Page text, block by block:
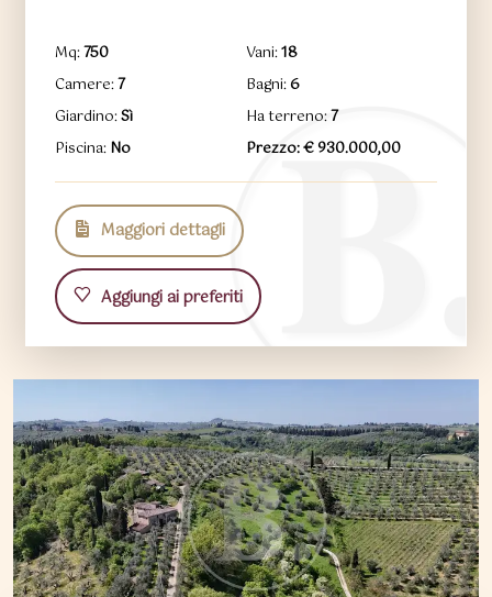
Mq:750 Vani:18
Camere:7 Bagni:6
Giardino:Sì Ha terreno:7
Piscina:No Prezzo: € 930.000,00
Maggiori dettagli
Aggiungi ai preferiti